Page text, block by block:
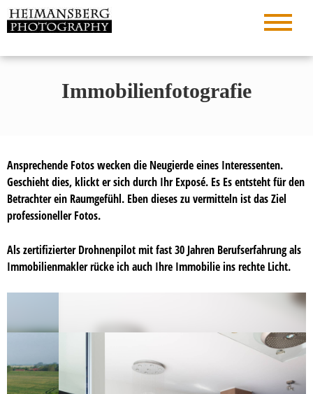
Zum
Inhalt
Photography
Immobilienfotografie
Ansprechende Fotos wecken die Neugierde eines Interessenten.
Geschieht dies, klickt er sich durch Ihr Exposé. Es Es entsteht für den
Betrachter ein Raumgefühl. Eben dieses zu vermitteln ist das Ziel
professioneller Fotos.
Als zertifizierter Drohnenpilot mit fast 30 Jahren Berufserfahrung als
Immobilienmakler rücke ich auch Ihre Immobilie ins rechte Licht.